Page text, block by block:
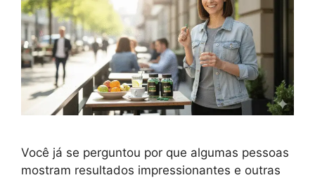
Você já se perguntou por que algumas pessoas
mostram resultados impressionantes e outras